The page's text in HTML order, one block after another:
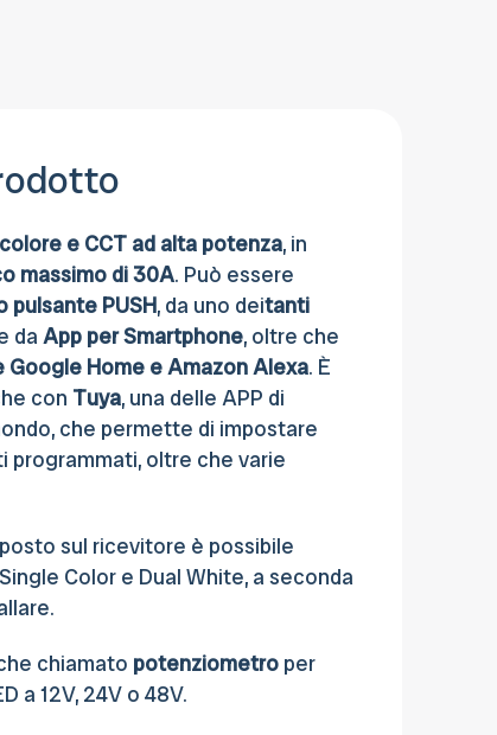
e CCT ad alta potenza, in
massimo di 30A. Può essere
pulsante PUSH, da uno deitanti
da App per Smartphone, oltre che
Home e Amazon Alexa. È
con Tuya, una delle APP di
che permette di impostare
programmati, oltre che varie
sul ricevitore è possibile
Color e Dual White, a seconda
chiamato potenziometro per
a 12V, 24V o 48V.